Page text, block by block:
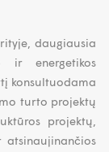
daugiausia
ir energetikos
konsultuodama
turto projektų
projektų,